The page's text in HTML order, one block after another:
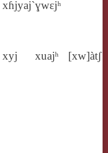
xɦjyaj`ɣwɛjʰ
xyj xuajʰ [xw]àtʃ